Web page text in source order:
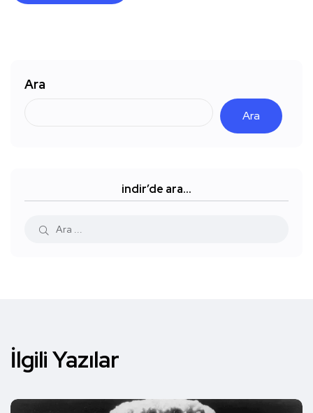
Ara
Ara
indir’de ara…
İlgili Yazılar